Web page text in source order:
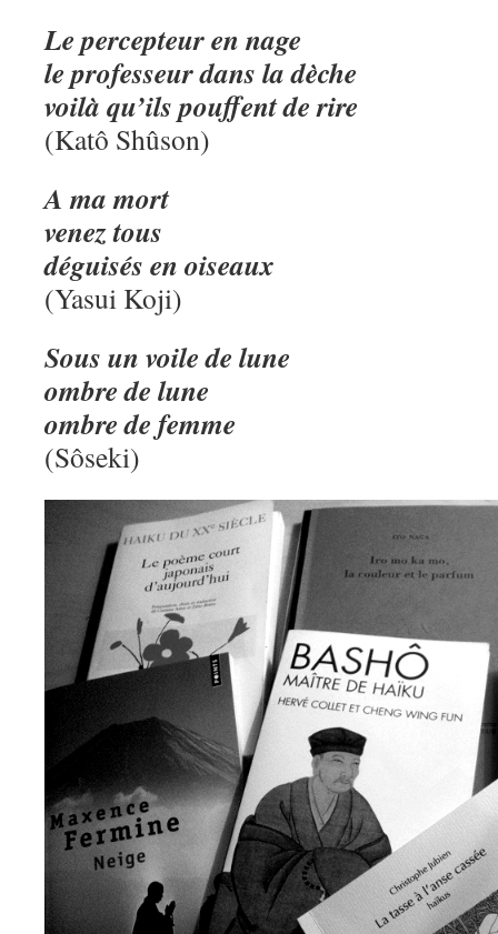
Le percepteur en nage
le professeur dans la dèche
voilà qu’ils pouffent de rire
(Katô Shûson)
A ma mort
venez tous
déguisés en oiseaux
(Yasui Koji)
Sous un voile de lune
ombre de lune
ombre de femme
(Sôseki)